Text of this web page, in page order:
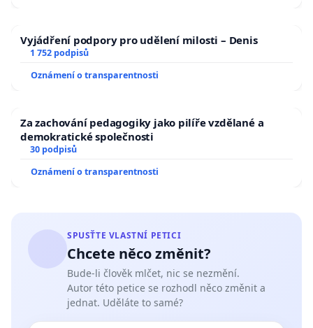
Vyjádření podpory pro udělení milosti – Denis
1 752 podpisů
Oznámení o transparentnosti
Za zachování pedagogiky jako pilíře vzdělané a
demokratické společnosti
30 podpisů
Oznámení o transparentnosti
SPUSŤTE VLASTNÍ PETICI
Chcete něco změnit?
Bude-li člověk mlčet, nic se nezmění.
Autor této petice se rozhodl něco změnit a
jednat. Uděláte to samé?